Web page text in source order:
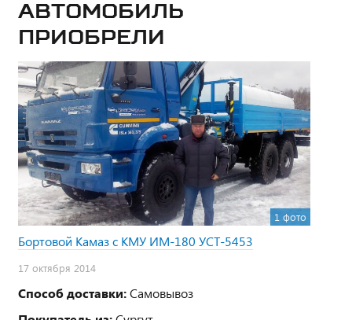
Автомобиль
приобрели
1 фото
Бортовой Камаз с КМУ ИМ-180 УСТ-5453
17 октября 2014
Способ доставки:Самовывоз